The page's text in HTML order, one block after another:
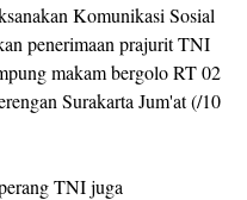
Komunikasi Sosial
penerimaan prajurit TNI
makam bergolo RT 02
Surakarta Jum'at (/10
TNI juga